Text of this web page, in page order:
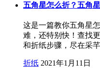
五角星怎么折？五角
这是一篇教你五角星
难，还特别快！查找
和折纸步骤，尽在采芊
折纸 2021年1月11日